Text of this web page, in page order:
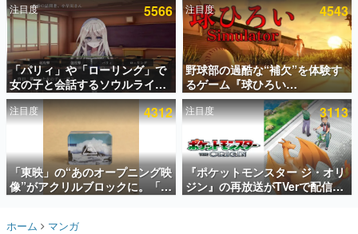
電ファミのいま読まれている記事ランキング
アプリセール情報
インタビュー
連載・特集一覧
殿堂入り記事
SNS拡散数が数千以上！ ページビュー数万以上！ などな
ど。多くの人々に読まれた、電ファミ渾身の“殿堂入り”記
事をまとめました。
注目度 5566
「パリィ」や「ローリング」で
女の子と会話するソウルライク
恋愛ゲーム『小早川さんはソウ
ルライク』無料公開。返事に失
敗すると「YOU DIED」
注目度 4543
野球部の過酷な“補欠”を体験す
るゲーム『球ひろい
Simulator』が「1件」のウィッ
シュリストをもとにチェコ語に
対応しSNSで話題に。『キング
ダム・カム』開発元やチェコの
プロ野球選手から称賛の声
注目度 4312
「東映」の“あのオープニング映
像”がアクリルブロックに。「東
映ヒストリカル グッズコレクシ
注目度 3113
『ポケットモンスター ジ・オリ
ジン』の再放送がTVerで配信
中！レッド（CV：竹内順子）が
ホーム マンガ